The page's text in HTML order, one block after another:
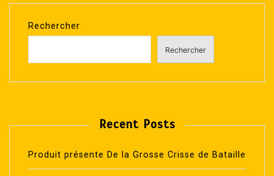
Rechercher
Rechercher
Recent Posts
Produit présente De la Grosse Crisse de Bataille